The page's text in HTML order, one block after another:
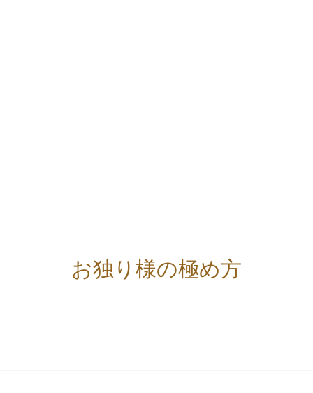
お独り様の極め方